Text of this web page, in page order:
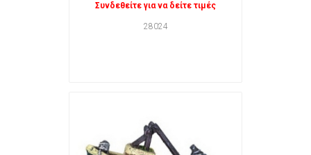
Συνδεθείτε για να δείτε τιμές
28024